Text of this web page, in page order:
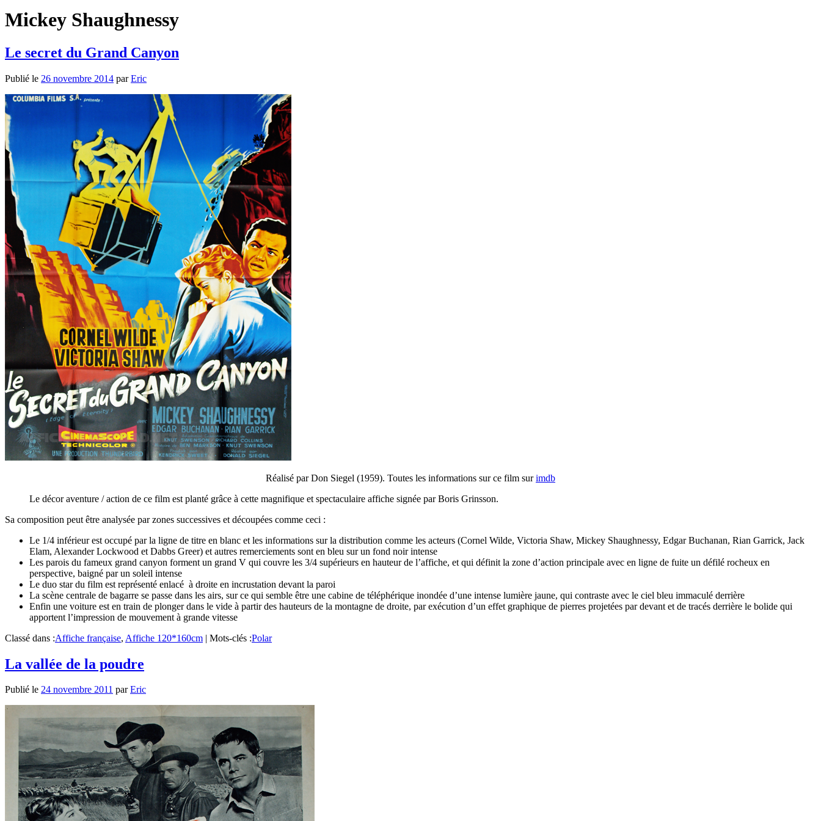
Mickey Shaughnessy
Le secret du Grand Canyon
Publié le 26 novembre 2014 parEric
Réalisé par Don Siegel (1959). Toutes les informations sur ce film surimdb
Le décor aventure / action de ce film est planté grâce à cette magnifique et spectaculaire affiche signée par Boris Grinsson.
Sa composition peut être analysée par zones successives et découpées comme ceci :
Le 1/4 inférieur est occupé par la ligne de titre en blanc et les informations sur la distribution comme les acteurs (Cornel Wilde, Victoria Shaw, Mickey Shaughnessy, Edgar Buchanan, Rian Garrick, Jack
Elam, Alexander Lockwood et Dabbs Greer) et autres remerciements sont en bleu sur un fond noir intense
Les parois du fameux grand canyon forment un grand V qui couvre les 3/4 supérieurs en hauteur de l’affiche, et qui définit la zone d’action principale avec en ligne de fuite un défilé rocheux en
perspective, baigné par un soleil intense
Le duo star du film est représenté enlacé à droite en incrustation devant la paroi
La scène centrale de bagarre se passe dans les airs, sur ce qui semble être une cabine de téléphérique inondée d’une intense lumière jaune, qui contraste avec le ciel bleu immaculé derrière
Enfin une voiture est en train de plonger dans le vide à partir des hauteurs de la montagne de droite, par exécution d’un effet graphique de pierres projetées par devant et de tracés derrière le bolide qui
apportent l’impression de mouvement à grande vitesse
Classé dans :Affiche française, Affiche 120*160cm | Mots-clés :Polar
La vallée de la poudre
Publié le 24 novembre 2011 parEric